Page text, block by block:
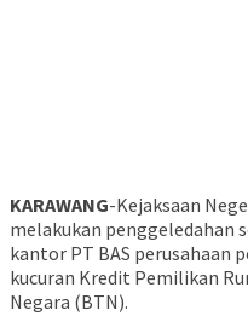
KARAWANG-Kejaksaan
melakukan penggeledahan
kantor PT BAS perusahaan
kucuran Kredit Pemilikan
Negara (BTN).